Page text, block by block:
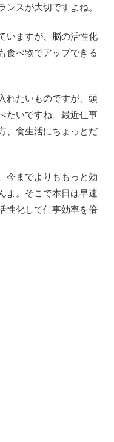
ンスが大切ですよね。
いますが、脳の活性化
食べ物でアップできる
れたいものですが、頭
たいですね。最近仕事
、食生活にちょっとだ
今までよりももっと効
よ。そこで本日は早速
性化して仕事効率を倍